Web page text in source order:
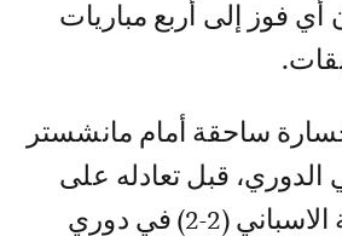
فوز إلى أربع مباريات
ساحقة أمام مانشستر
صفر-5 في الدوري، قبل تعادله على
أرضه مع إشبيلية الاسباني (2-2) في دوري